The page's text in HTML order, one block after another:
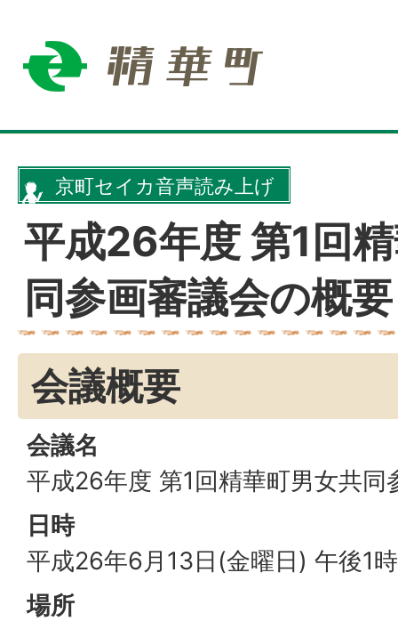
京町セイカ音声読み上げ
平成26年度 第1回
同参画審議会の概要
会議概要
会議名
平成26年度 第1回精華町男女共同
日時
平成26年6月13日(金曜日) 午後1
場所